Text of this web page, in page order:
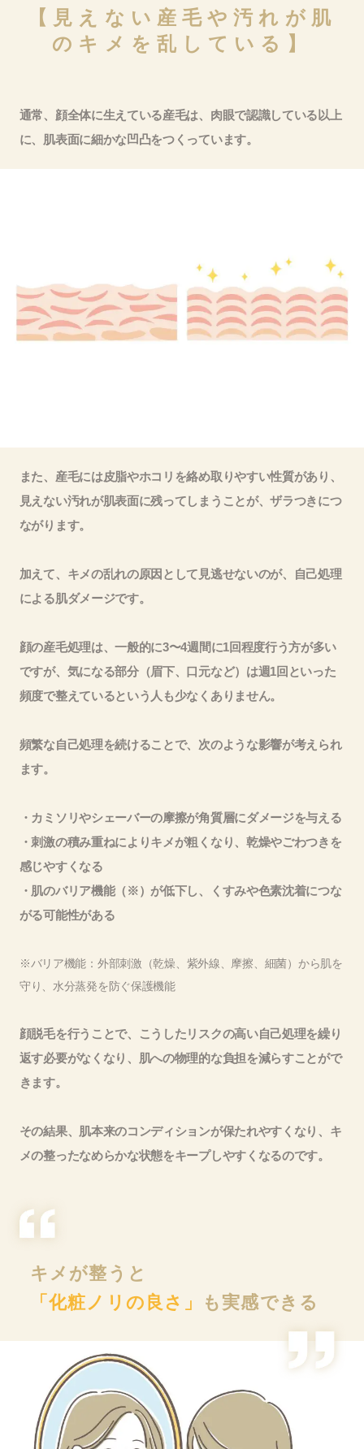
【見えない産毛や汚れが肌
のキメを乱している】
通常、顔全体に生えている産毛は、肉眼で認識している以上
に、肌表面に細かな凹凸をつくっています。
また、産毛には皮脂やホコリを絡め取りやすい性質があり、
見えない汚れが肌表面に残ってしまうことが、ザラつきにつ
ながります。
加えて、キメの乱れの原因として見逃せないのが、自己処理
による肌ダメージです。
顔の産毛処理は、一般的に3〜4週間に1回程度行う方が多い
ですが、気になる部分（眉下、口元など）は週1回といった
頻度で整えているという人も少なくありません。
頻繁な自己処理を続けることで、次のような影響が考えられ
ます。
・カミソリやシェーバーの摩擦が角質層にダメージを与える
・刺激の積み重ねによりキメが粗くなり、乾燥やごわつきを
感じやすくなる
・肌のバリア機能（※）が低下し、くすみや色素沈着につな
がる可能性がある
※バリア機能：外部刺激（乾燥、紫外線、摩擦、細菌）から肌を
守り、水分蒸発を防ぐ保護機能
顔脱毛を行うことで、こうしたリスクの高い自己処理を繰り
返す必要がなくなり、肌への物理的な負担を減らすことがで
きます。
その結果、肌本来のコンディションが保たれやすくなり、キ
メの整ったなめらかな状態をキープしやすくなるのです。
キメが整うと
「化粧ノリの良さ」
も実感できる